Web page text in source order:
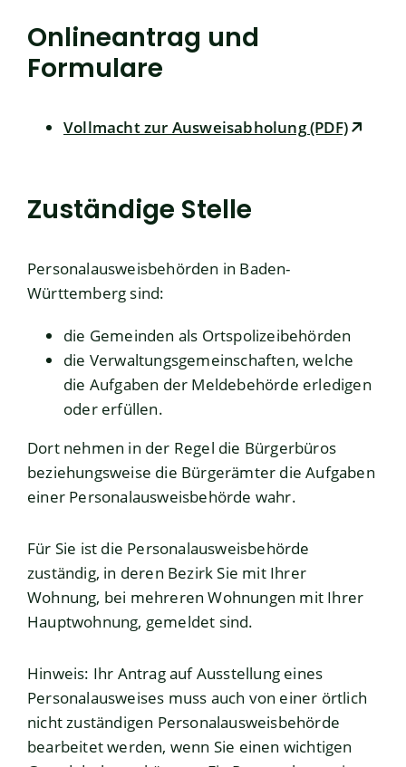
Onlineantrag und
Formulare
Vollmacht zur Ausweisabholung (PDF)
Zuständige Stelle
Personalausweisbehörden in Baden-
Württemberg sind:
die Gemeinden als Ortspolizeibehörden
die Verwaltungsgemeinschaften, welche
die Aufgaben der Meldebehörde erledigen
oder erfüllen.
Dort nehmen in der Regel die Bürgerbüros
beziehungsweise die Bürgerämter die Aufgaben
einer Personalausweisbehörde wahr.
Für Sie ist die Personalausweisbehörde
zuständig, in deren Bezirk Sie mit Ihrer
Wohnung, bei mehreren Wohnungen mit Ihrer
Hauptwohnung, gemeldet sind.
Hinweis: Ihr Antrag auf Ausstellung eines
Personalausweises muss auch von einer örtlich
nicht zuständigen Personalausweisbehörde
bearbeitet werden, wenn Sie einen wichtigen